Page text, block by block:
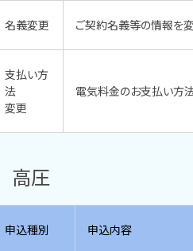
名義変更 ご契約名義等の情報を
支払い方
法
変更
電気料金のお支払い方
高圧
申込種別 申込内容